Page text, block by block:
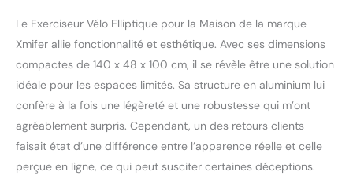
performance de votre
corps, sans quitter le
Écran LCD amélioré : Le
cross trainer elliptique est
équipé d'un écran LCD
amélioré et d'un capteur
qui peut suivre et afficher
les données de votre
Le Exerciseur Vélo Elliptique pour la Maison de la marque
Xmifer allie fonctionnalité et esthétique. Avec ses dimensions
compactes de 140 x 48 x 100 cm, il se révèle être une solution
idéale pour les espaces limités. Sa structure en aluminium lui
confère à la fois une légèreté et une robustesse qui m’ont
agréablement surpris. Cependant, un des retours clients
faisait état d’une différence entre l’apparence réelle et celle
perçue en ligne, ce qui peut susciter certaines déceptions.